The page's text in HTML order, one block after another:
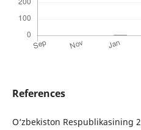
References
O‘zbekiston Respublikasining